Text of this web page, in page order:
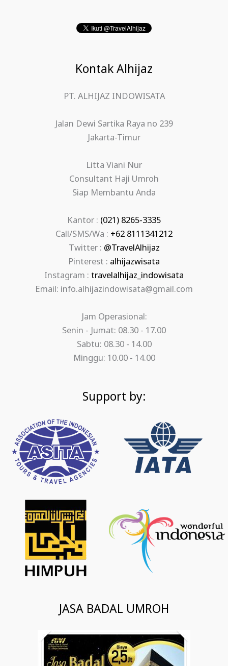
Kontak Alhijaz
PT. ALHIJAZ INDOWISATA
Jalan Dewi Sartika Raya no 239
Jakarta-Timur
Litta Viani Nur
Consultant Haji Umroh
Siap Membantu Anda
Kantor : (021) 8265-3335
Call/SMS/Wa : +62 8111341212
Twitter : @TravelAlhijaz
Pinterest : alhijazwisata
Instagram : travelalhijaz_indowisata
Email: info.alhijazindowisata@gmail.com
Jam Operasional:
Senin - Jumat: 08.30 - 17.00
Sabtu: 08.30 - 14.00
Minggu: 10.00 - 14.00
Support by:
JASA BADAL UMROH